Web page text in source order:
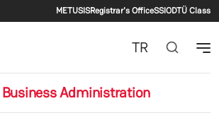
Secondary menu
METUSISRegistrar's OfficeSSIODTÜ Class
Administration
TR